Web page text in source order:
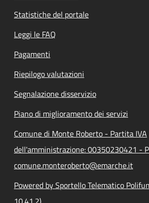
Statistiche del portale
Leggi le FAQ
Pagamenti
Riepilogo valutazioni
Segnalazione disservizio
Piano di miglioramento dei servizi
Comune di Monte Roberto - Partita IVA
dell'amministrazione: 00350230421 -
comune.monteroberto@emarche.it
Powered by Sportello Telematico